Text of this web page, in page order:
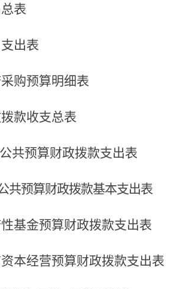
表
出表
购预算明细表
款收支总表
共预算财政拨款支出表
共预算财政拨款基本支出表
基金预算财政拨款支出表
本经营预算财政拨款支出表